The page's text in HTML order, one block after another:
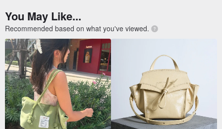
You May Like...
Recommended based on what you've viewed.